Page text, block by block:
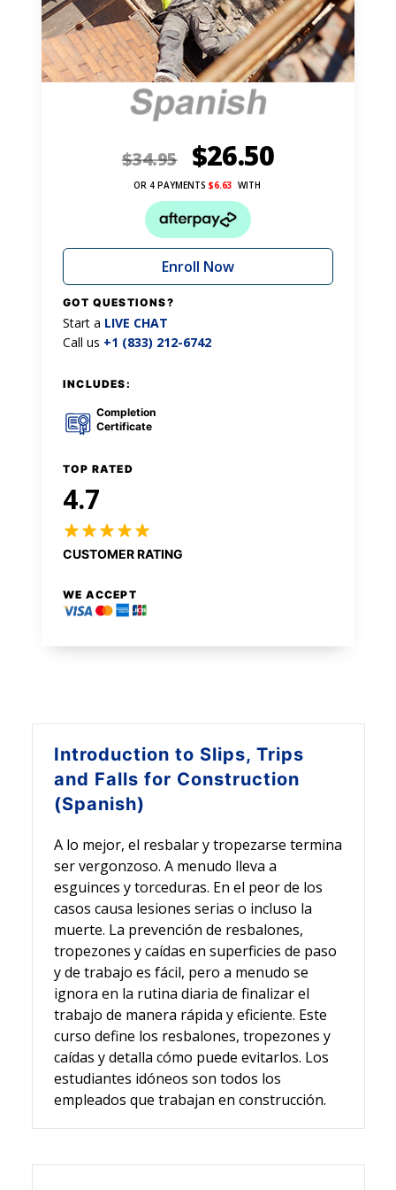
Introduction to Slips, Trips
and Falls for Construction
(Spanish)
A lo mejor, el resbalar y tropezarse termina
ser vergonzoso. A menudo lleva a
esguinces y torceduras. En el peor de los
casos causa lesiones serias o incluso la
muerte. La prevención de resbalones,
tropezones y caídas en superficies de paso
y de trabajo es fácil, pero a menudo se
ignora en la rutina diaria de finalizar el
trabajo de manera rápida y eficiente. Este
curso define los resbalones, tropezones y
caídas y detalla cómo puede evitarlos. Los
estudiantes idóneos son todos los
empleados que trabajan en construcción.
$34.95 $26.50
OR 4 PAYMENTS $6.63 WITH
Enroll Now
GOT QUESTIONS?
Start a LIVE CHAT
Call us +1 (833) 212-6742
INCLUDES:
Completion
Certificate
TOP RATED
4.7
CUSTOMER RATING
WE ACCEPT